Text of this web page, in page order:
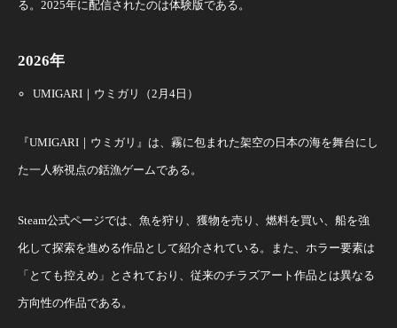
る。2025年に配信されたのは体験版である。
2026年
UMIGARI｜ウミガリ（2月4日）
『UMIGARI｜ウミガリ』は、霧に包まれた架空の日本の海を舞台にし
た一人称視点の銛漁ゲームである。
Steam公式ページでは、魚を狩り、獲物を売り、燃料を買い、船を強
化して探索を進める作品として紹介されている。また、ホラー要素は
「とても控えめ」とされており、従来のチラズアート作品とは異なる
方向性の作品である。